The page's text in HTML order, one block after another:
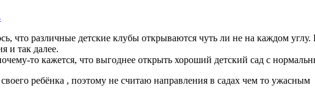
что различные детские клубы открываются чуть ли не на каждом углу.
и так далее.
то кажется, что выгоднее открыть хороший детский сад с
ребёнка , поэтому не считаю направления в садах чем то ужасным